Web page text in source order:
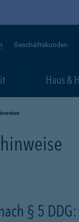
Geschäftskunden
Haus &
§ 5 DDG: